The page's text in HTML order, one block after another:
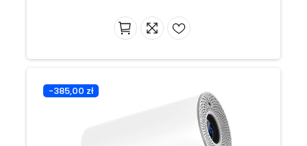
-385,00 zł